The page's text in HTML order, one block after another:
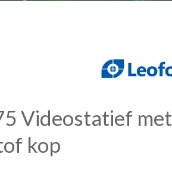
Videostatief met
kop